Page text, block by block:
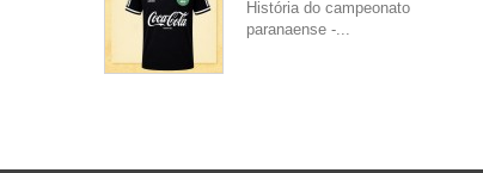
História do campeonato
paranaense -...